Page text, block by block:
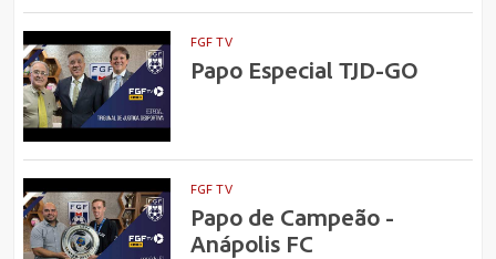
FGF TV
Papo Especial TJD-GO
FGF TV
Papo de Campeão -
Anápolis FC